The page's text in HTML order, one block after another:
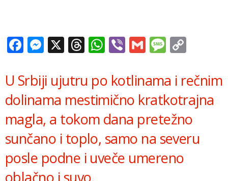
Facebook
Messenger
X Threads
WhatsApp
ViberGmail
U Srbiji ujutru po kotlinama i rečnim
dolinama mestimično kratkotrajna
magla, a tokom dana pretežno
sunčano i toplo, samo na severu
posle podne i uveče umereno
oblačno i suvo.